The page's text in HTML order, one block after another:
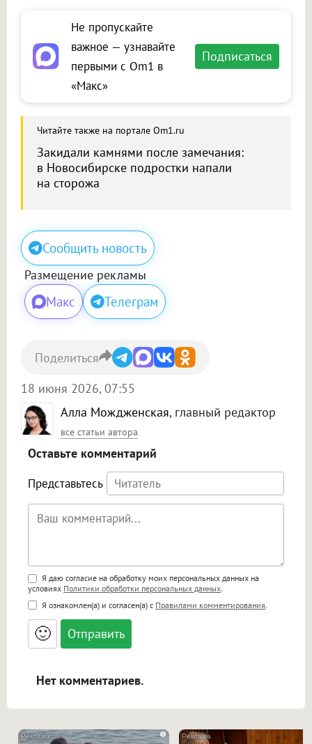
Не пропускайте
важное — узнавайте
первыми с Om1 в
«Макс»
Подписаться
Читайте также на портале Om1.ru
Закидали камнями после замечания:
в Новосибирске подростки напали
на сторожа
Сообщить новость
Размещение рекламы
Макс Телеграм
Алла Мождженская, главный редактор
все статьи автора
18 июня 2026, 07:55
Поделиться
Оставьте комментарий
Представьтесь
Поддержка HTML
<b>, <strong>, <u>, <i>, <em>, <s>, <big>,
<small>, <sup>, <sub>, <pre>, <ul>, <ol>, <li>,
<blockquote>, <code> экранирует HTML,
адреса URL автоматически становятся
ссылками, и [img]адрес[/img] будет
Я даю согласие на обработку моих персональных данных на
условиях Политики обработки персональных данных
Я ознакомлен(а) и согласен(а) с Правилами комментирования
🙂
Нет комментариев.
i